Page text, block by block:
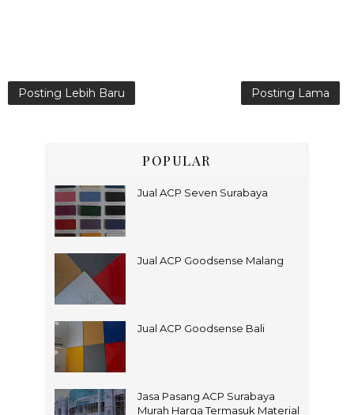
Posting Lebih Baru Posting Lama
POPULAR
Jual ACP Seven Surabaya
Jual ACP Goodsense Malang
Jual ACP Goodsense Bali
Jasa Pasang ACP Surabaya
Murah Harga Termasuk Material